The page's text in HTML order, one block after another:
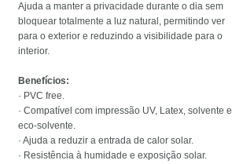
Ajuda a manter a privacidade durante o dia sem
bloquear totalmente a luz natural, permitindo ver
para o exterior e reduzindo a visibilidade para o
interior.
Benefícios:
· PVC free.
· Compatível com impressão UV, Latex, solvente e
eco-solvente.
· Ajuda a reduzir a entrada de calor solar.
· Resistência à humidade e exposição solar.